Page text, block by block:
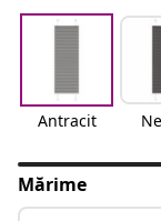
Antracit
Mărime